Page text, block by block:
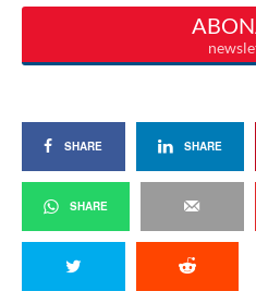
SHARE SHARE
SHARE